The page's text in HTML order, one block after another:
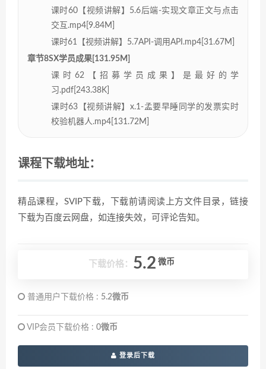
课时60【视频讲解】5.6后端-实现文章正文与点击
交互.mp4[9.84M]
课时61【视频讲解】5.7API-调用API.mp4[31.67M]
章节8SX学员成果[131.95M]
课时62【招募学员成果】是最好的学
习.pdf[243.38K]
课时63【视频讲解】x.1-孟要早睡同学的发票实时
校验机器人.mp4[131.72M]
课程下载地址：
精品课程，SVIP下载，下载前请阅读上方文件目录，链接
下载为百度云网盘，如连接失效，可评论告知。
下载价格： 5.2 微币
普通用户下载价格 : 5.2微币
VIP会员下载价格 : 0微币
登录后下载